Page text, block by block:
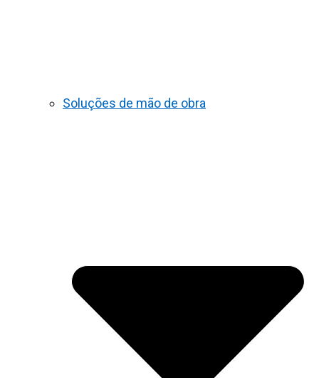
Soluções de mão de obra